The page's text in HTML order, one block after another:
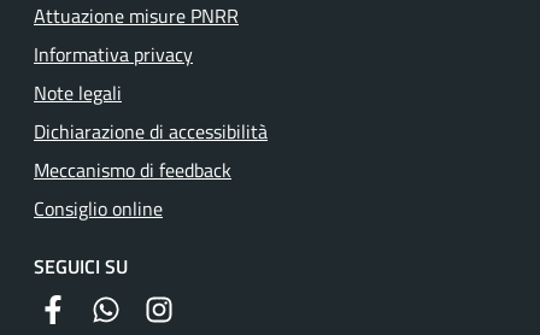
Attuazione misure PNRR
Informativa privacy
Note legali
Dichiarazione di accessibilità
Meccanismo di feedback
Consiglio online
SEGUICI SU
facebook whatsapp